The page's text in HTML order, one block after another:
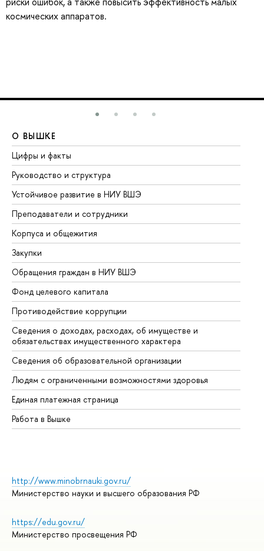
космических аппаратов.
О ВЫШКЕ
Цифры и факты
Руководство и структура
Устойчивое развитие в НИУ ВШЭ
Преподаватели и сотрудники
Корпуса и общежития
Закупки
Обращения граждан в НИУ ВШЭ
Фонд целевого капитала
Противодействие коррупции
Сведения о доходах, расходах, об имуществе и
обязательствах имущественного характера
Сведения об образовательной организации
Людям с ограниченными возможностями здоровья
Единая платежная страница
Работа в Вышке
http://www.minobrnauki.gov.ru/
Министерство науки и высшего образования РФ
https://edu.gov.ru/
Министерство просвещения РФ